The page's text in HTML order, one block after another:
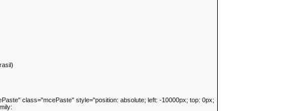
class="mcePaste" style="position: absolute; left: -10000px; top: 0px;